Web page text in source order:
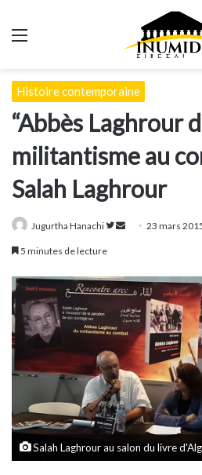
Menu
Histoire contemporaine
“Abbès Laghrour
militantisme au
Salah Laghrour
Jugurtha Hanachi
Suivre
Envoyer23 mars
5 minutes de lecture
Salah Laghrour au salon du livre